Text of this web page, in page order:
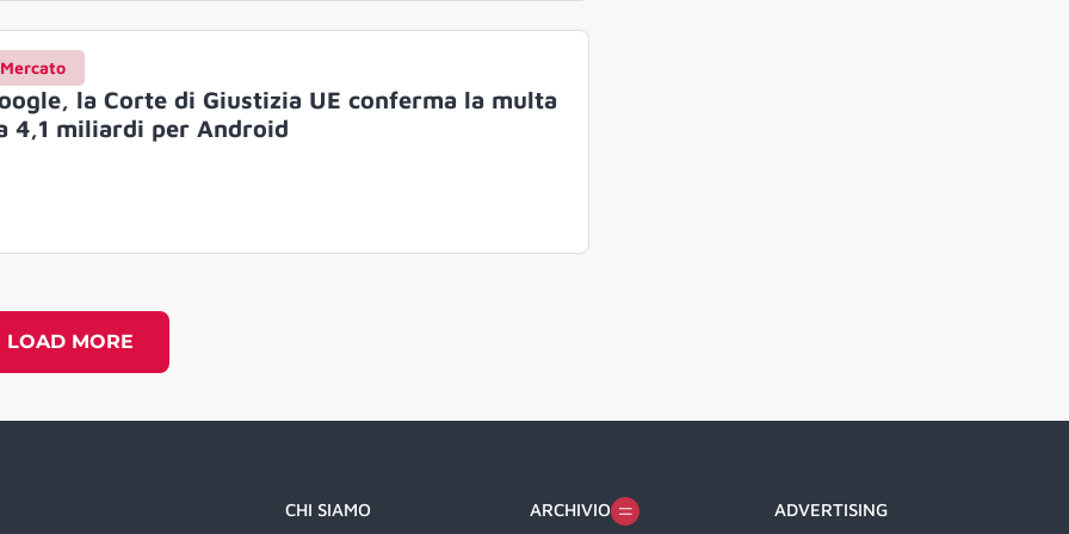
Mercato
la Corte di Giustizia UE conferma la multa
4,1 miliardi per Android
LOAD MORE
CHI SIAMO ARCHIVIO ADVERTISING